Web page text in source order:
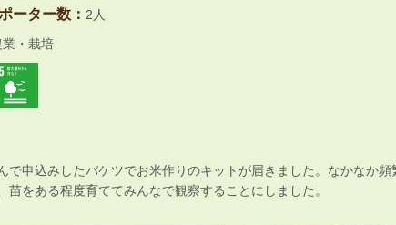
ーター数： 2人
業・栽培
で申込みしたバケツでお米作りのキットが届きました。なかなか
苗をある程度育ててみんなで観察することにしました。